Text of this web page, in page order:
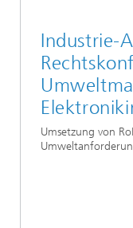
Industrie-
Umsetzung von